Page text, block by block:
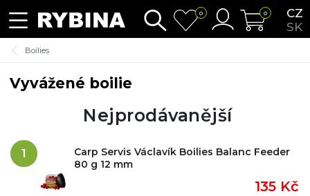
CZ
SK
0 0
Boilies
Vyvážené boilie
Nejprodávanější
1
Carp Servis Václavík Boilies Balanc Feeder
80 g 12 mm
135 Kč